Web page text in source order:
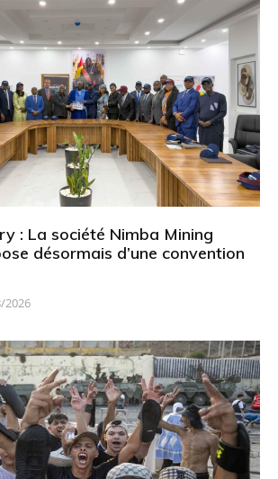
: La société Nimba Mining
désormais d’une convention
2026